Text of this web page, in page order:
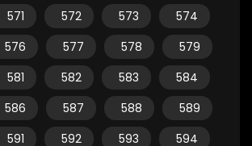
571 572 573
574
576 577 578
579
581 582 583
584
586 587 588
589
591 592 593
594